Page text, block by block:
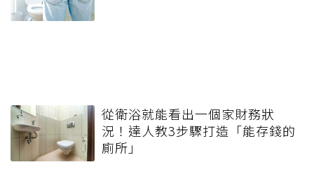
從衛浴就能看出一個家財務狀
況！達人教3步驟打造「能存錢的
廁所」